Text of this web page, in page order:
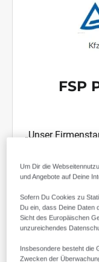
FSP
„Unser
Unterstützung
Internetseite war
komplett
dafür."
Um Dir die
und Angebote auf Deine
Sofern Du Cookies zu
Du ein, dass Deine Daten
Sicht des Europäischen
unzureichendes
Insbesondere besteht die
Zwecken der